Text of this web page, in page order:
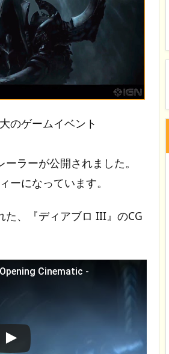
のゲームイベント
ーラーが公開されました。
ーになっています。
た、『ディアブロ III』のCG
Cinematic -